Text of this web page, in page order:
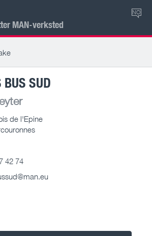
MAN-verksted
NO
SUD
de l'Epine
42 74